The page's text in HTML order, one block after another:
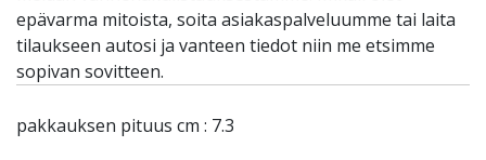
epävarma mitoista, soita asiakaspalveluumme tai laita
tilaukseen autosi ja vanteen tiedot niin me etsimme
sopivan sovitteen.
pakkauksen pituus cm : 7.3